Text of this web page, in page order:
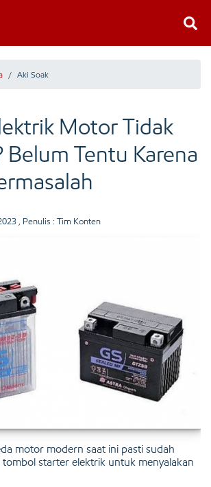
/ Aki Soak
Motor Tidak
Belum Tentu Karena
, Penulis : Tim Konten
motor modern saat ini pasti sudah
starter elektrik untuk menyalakan